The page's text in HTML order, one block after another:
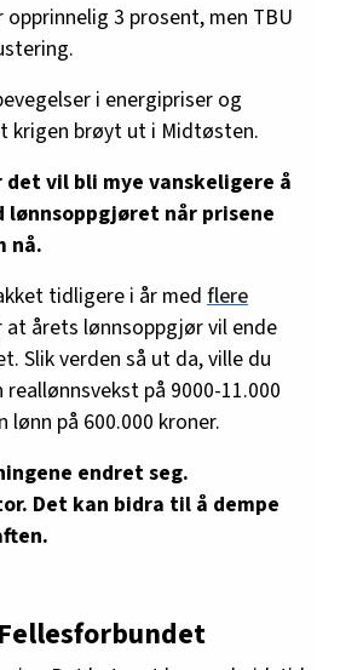
3 prosent, men TBU
i energipriser og
krigen brøyt ut i Midtøsten.
vil bli mye vanskeligere å
lønnsoppgjøret når prisene
nå.
tidligere i år med flere
at årets lønnsoppgjør vil ende
Slik verden så ut da, ville du
reallønnsvekst på 9000-11.000
lønn på 600.000 kroner.
endret seg.
Det kan bidra til å dempe